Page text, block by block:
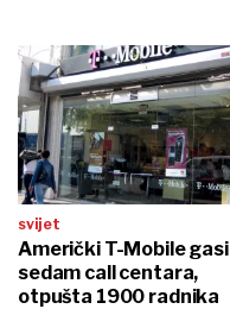
svijet
Američki T-Mobile gasi
sedam call centara,
otpušta 1900 radnika